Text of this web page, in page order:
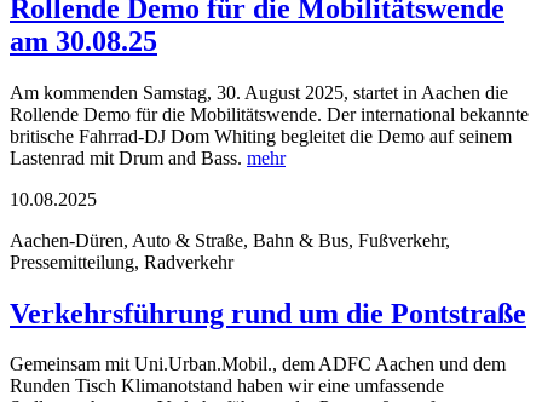
Rollende Demo für die Mobilitätswende
am 30.08.25
Am kommenden Samstag, 30. August 2025, startet in Aachen die
Rollende Demo für die Mobilitätswende. Der international bekannte
britische Fahrrad-DJ Dom Whiting begleitet die Demo auf seinem
Lastenrad mit Drum and Bass. mehr
10.08.2025
Aachen-Düren, Auto & Straße, Bahn & Bus, Fußverkehr,
Pressemitteilung, Radverkehr
Verkehrsführung rund um die Pontstraße
Gemeinsam mit Uni.Urban.Mobil., dem ADFC Aachen und dem
Runden Tisch Klimanotstand haben wir eine umfassende